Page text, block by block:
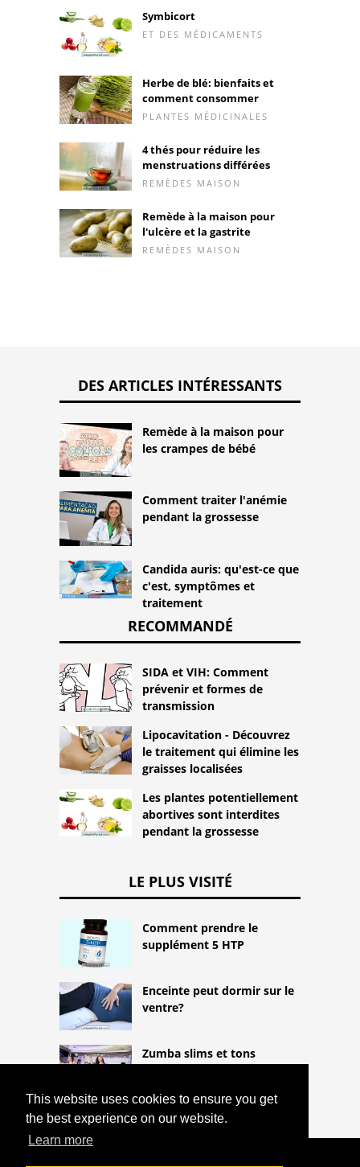
This website uses cookies to ensure you get
the best experience on our website.
Learn more
Symbicort
ET DES MÉDICAMENTS
Herbe de blé: bienfaits et
comment consommer
PLANTES MÉDICINALES
4 thés pour réduire les
menstruations différées
REMÈDES MAISON
Remède à la maison pour
l'ulcère et la gastrite
REMÈDES MAISON
DES ARTICLES INTÉRESSANTS
Remède à la maison pour
les crampes de bébé
Comment traiter l'anémie
pendant la grossesse
Candida auris: qu'est-ce que
c'est, symptômes et
traitement
RECOMMANDÉ
SIDA et VIH: Comment
prévenir et formes de
transmission
Lipocavitation - Découvrez
le traitement qui élimine les
graisses localisées
Les plantes potentiellement
abortives sont interdites
pendant la grossesse
LE PLUS VISITÉ
Comment prendre le
supplément 5 HTP
Enceinte peut dormir sur le
ventre?
Zumba slims et tons